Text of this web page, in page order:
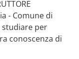
- Comune di
studiare per
conoscenza di